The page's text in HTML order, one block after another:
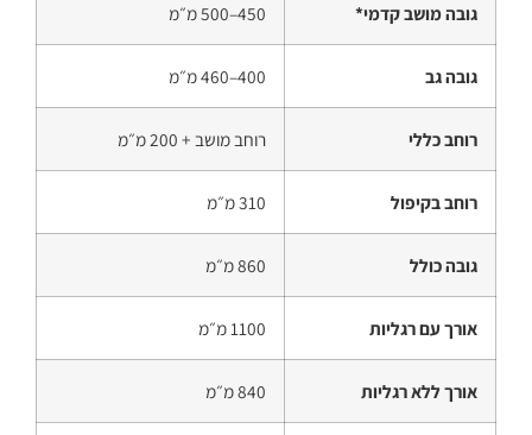
גובה מושב קדמי* 450–500 מ״מ
גובה גב 400–460 מ״מ
רוחב כללי רוחב מושב + 200 מ״מ
רוחב בקיפול 310 מ״מ
גובה כולל 860 מ״מ
אורך עם רגליות 1100 מ״מ
אורך ללא רגליות 840 מ״מ